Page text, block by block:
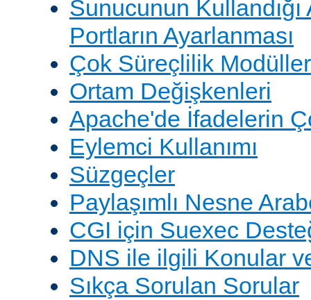
Sunucunun
Portların Ayarlanması
Çok Süreçlilik
Ortam Değişkenleri
Apache'de İfadelerin
Eylemci Kullanımı
Süzgeçler
Paylaşımlı Nesne
CGI için Suexec
DNS ile ilgili Konular
Sıkça Sorulan Sorular